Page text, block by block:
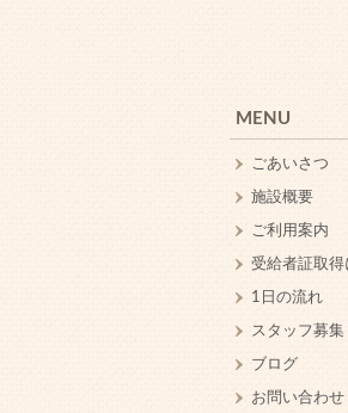
MENU
ごあいさつ
施設概要
ご利用案内
受給者証取得
1日の流れ
スタッフ募集
ブログ
お問い合わせ